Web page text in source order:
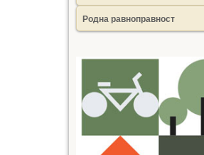
Родна равноправност